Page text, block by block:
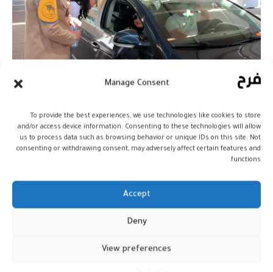
Manage Consent
To provide the best experiences, we use technologies like cookies to store
and/or access device information. Consenting to these technologies will allow
us to process data such as browsing behavior or unique IDs on this site. Not
consenting or withdrawing consent, may adversely affect certain features and
functions.
Accept
Deny
View preferences
كما يتعلق الأمر، بالسماح بتفويت السيارات
المستوردة الخاضعة للقبول المؤقت بين غير
المقيمين القاطنين في بلدان مختلفة إذا كان
المستفيد من التفويت (المفوت إليه) هو
نفسه مالك المركبة وتيسير ملف طلب الامتياز
الجبائي المنصوص عليه من أجل استعمال
السيارات السياحية المستوردة من قبل
فما فوق مع إثبات الاقامة بالخارج لمدة لا تقل